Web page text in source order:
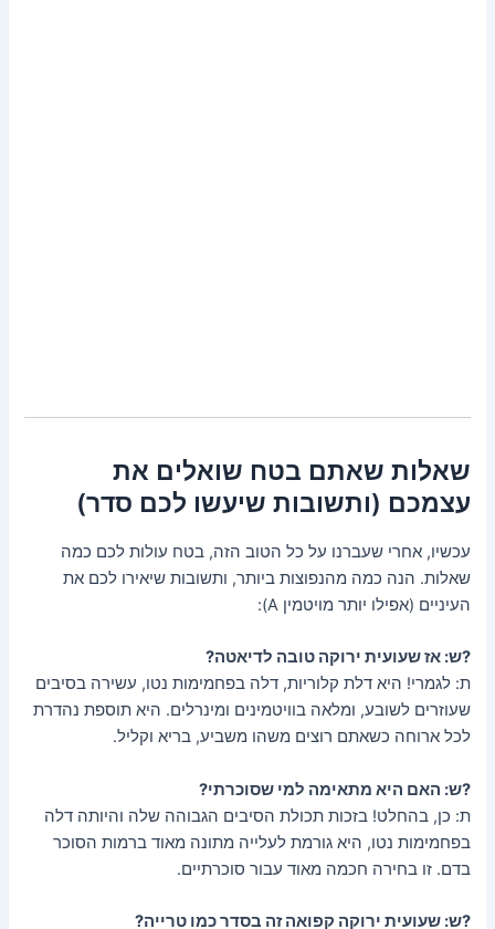
שאלות שאתם בטח שואלים את
עצמכם (ותשובות שיעשו לכם סדר)
עכשיו, אחרי שעברנו על כל הטוב הזה, בטח עולות לכם כמה
שאלות. הנה כמה מהנפוצות ביותר, ותשובות שיאירו לכם את
העיניים (אפילו יותר מויטמין A):
?ש: אז שעועית ירוקה טובה לדיאטה?
ת: לגמרי! היא דלת קלוריות, דלה בפחמימות נטו, עשירה בסיבים
שעוזרים לשובע, ומלאה בוויטמינים ומינרלים. היא תוספת נהדרת
לכל ארוחה כשאתם רוצים משהו משביע, בריא וקליל.
?ש: האם היא מתאימה למי שסוכרתי?
ת: כן, בהחלט! בזכות תכולת הסיבים הגבוהה שלה והיותה דלה
בפחמימות נטו, היא גורמת לעלייה מתונה מאוד ברמות הסוכר
בדם. זו בחירה חכמה מאוד עבור סוכרתיים.
?ש: שעועית ירוקה קפואה זה בסדר כמו טרייה?